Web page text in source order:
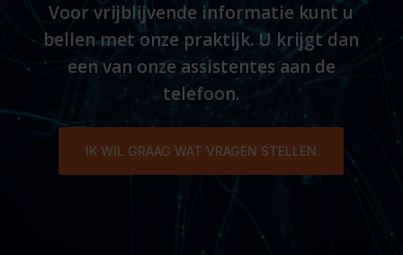
Voor vrijblijvende informatie kunt u
bellen met onze praktijk. U krijgt dan
een van onze assistentes aan de
telefoon.
IK WIL GRAAG WAT VRAGEN STELLEN